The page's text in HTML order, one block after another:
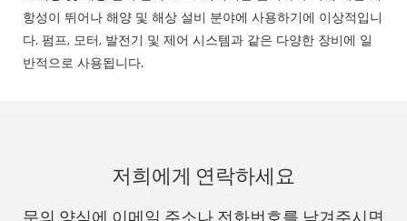
항성이 뛰어나 해양 및 해상 설비 분야에 사용하기에 이상적입니
다. 펌프, 모터, 발전기 및 제어 시스템과 같은 다양한 장비에 일
반적으로 사용됩니다.
저희에게 연락하세요
문의 양식에 이메일 주소나 전화번호를 남겨주시면